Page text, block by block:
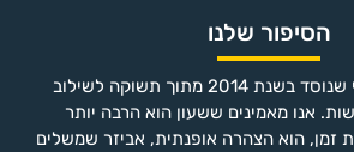
הסיפור שלנו
מותג שעונים ישראלי שנוסד בשנת 2014 מתוך תשוקה לשילוב
אנו מאמינים ששעון הוא הרבה יותר
זמן, הוא הצהרה אופנתית, אביזר שמשלים